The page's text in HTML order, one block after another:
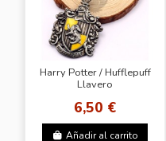
Harry Potter / Hufflepuff
Llavero
6,50 €
Añadir al carrito